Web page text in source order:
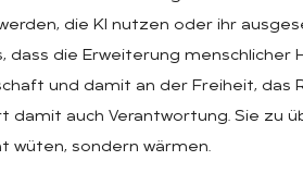
die KI nutzen oder ihr
dass die Erweiterung menschlicher
und damit an der Freiheit, das
damit auch Verantwortung. Sie zu
wüten, sondern wärmen.